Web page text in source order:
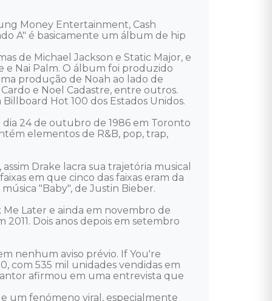
Money Entertainment, Cash
A" é basicamente um álbum de hip
de Michael Jackson e Static Major, e
e Nai Palm. O álbum foi produzido
produção de Noah ao lado de
e Noel Cadastre, entre outros.
Hot 100 dos Estados Unidos.
24 de outubro de 1986 em Toronto
elementos de R&B, pop, trap,
Drake lacra sua trajetória musical
em que cinco das faixas eram da
"Baby", de Justin Bieber.
Later e ainda em novembro de
Dois anos depois em setembro
nenhum aviso prévio. If You're
com 535 mil unidades vendidas em
afirmou em uma entrevista que
um fenómeno viral, especialmente